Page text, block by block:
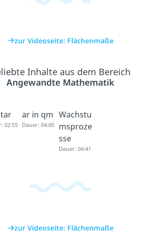
zur Videoseite: Flächenmaße
Inhalte aus dem Bereich
Angewandte Mathematik
02:55
ar in qm
Dauer: 04:00
Wachstu
msproze
sse
Dauer: 04:41
zur Videoseite: Flächenmaße